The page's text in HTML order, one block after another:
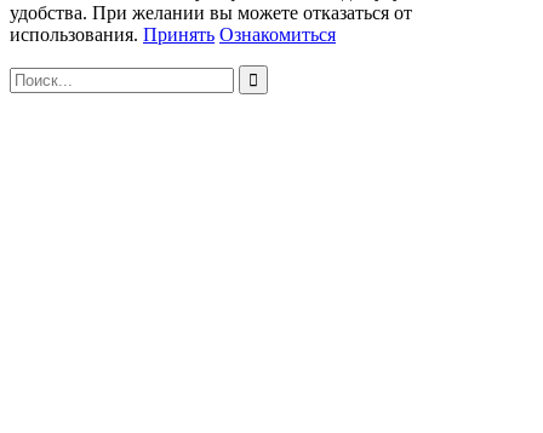
удобства. При желании вы можете отказаться от
использования. Принять Ознакомиться